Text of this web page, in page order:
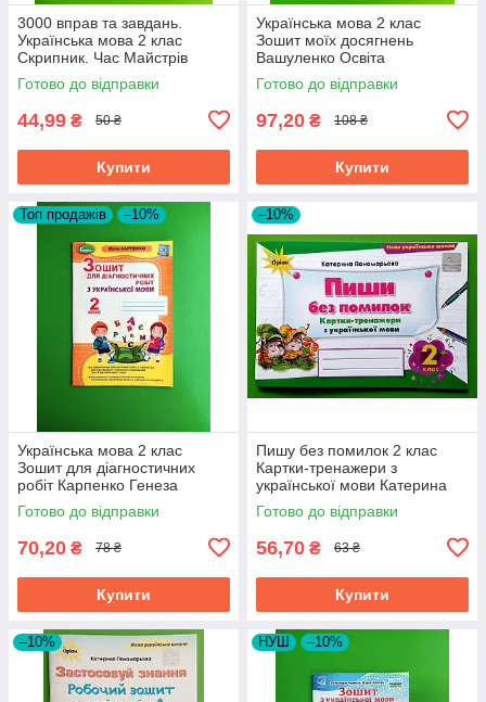
3000 вправ та завдань.
Українська мова 2 клас
Скрипник. Час Майстрів
Готово до відправки
44,99 ₴ 50 ₴
Купити
Українська мова 2 клас
Зошит моїх досягнень
Вашуленко Освіта
Готово до відправки
97,20 ₴ 108 ₴
Купити
Топ продажів –10%
Українська мова 2 клас
Зошит для діагностичних
робіт Карпенко Генеза
Готово до відправки
70,20 ₴ 78 ₴
Купити
–10%
Пишу без помилок 2 клас
Картки-тренажери з
української мови Катерина
Пономарьова Оріон
Готово до відправки
56,70 ₴ 63 ₴
Купити
–10% НУШ –10%